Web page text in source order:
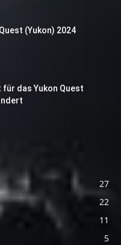
(Yukon) 2024
das Yukon Quest
27
22
11
5